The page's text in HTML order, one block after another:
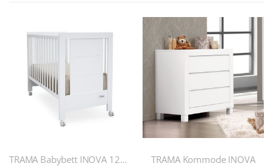
TRAMA Babybett INOVA 120x60 TRAMA Kommode INOVA